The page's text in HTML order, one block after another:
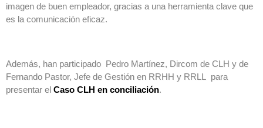
imagen de buen empleador, gracias a una herramienta clave que
es la comunicación eficaz.
Además, han participado Pedro Martínez, Dircom de CLH y de
Fernando Pastor, Jefe de Gestión en RRHH y RRLL para
presentar el Caso CLH en conciliación.